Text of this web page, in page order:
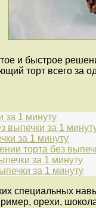
и быстрое
торт всего за
за 1 минуту
выпечки за 1
за 1 минуту
торта без
за 1 минуту
за 1 минуту
специальных
орехи,